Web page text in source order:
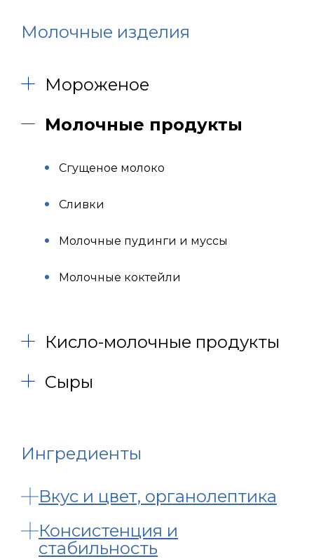
Молочные изделия
Мороженое
Молочные продукты
Сгущеное молоко
Сливки
Молочные пудинги и муссы
Молочные коктейли
Кисло-молочные продукты
Сыры
Ингредиенты
Вкус и цвет, органолептика
Консистенция и
стабильность